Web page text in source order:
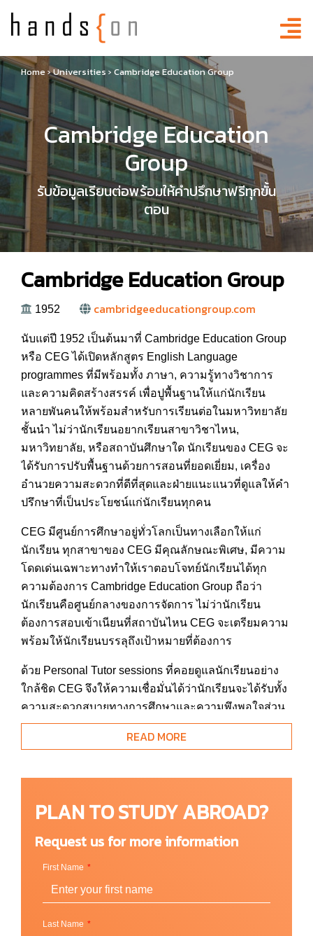
Home›Universities ›Cambridge Education Group
Cambridge Education
Group
รับข้อมูลเรียนต่อพร้อมให้คำปรึกษาฟรีทุกขั้น
ตอน
Cambridge Education Group
1952 cambridgeeducationgroup.com
นับแต่ปี 1952 เป็นต้นมาที่ Cambridge Education Group
หรือ CEG ได้เปิดหลักสูตร English Language
programmes ที่มีพร้อมทั้ง ภาษา, ความรู้ทางวิชาการ
และความคิดสร้างสรรค์ เพื่อปูพื้นฐานให้แก่นักเรียน
หลายพันคนให้พร้อมสำหรับการเรียนต่อในมหาวิทยาลัย
ชั้นนำ ไม่ว่านักเรียนอยากเรียนสาขาวิชาไหน,
มหาวิทยาลัย, หรือสถาบันศึกษาใด นักเรียนของ CEG จะ
ได้รับการปรับพื้นฐานด้วยการสอนที่ยอดเยี่ยม, เครื่อง
อำนวยความสะดวกที่ดีที่สุดและฝ่ายแนะแนวที่ดูแลให้คำ
ปรึกษาที่เป็นประโยชน์แก่นักเรียนทุกคน
CEG มีศูนย์การศึกษาอยู่ทั่วโลกเป็นทางเลือกให้แก่
นักเรียน ทุกสาขาของ CEG มีคุณลักษณะพิเศษ, มีความ
โดดเด่นเฉพาะทางทำให้เราตอบโจทย์นักเรียนได้ทุก
ความต้องการ Cambridge Education Group ถือว่า
นักเรียนคือศูนย์กลางของการจัดการ ไม่ว่านักเรียน
ต้องการสอบเข้าเนียนที่สถาบันไหน CEG จะเตรียมความ
พร้อมให้นักเรียนบรรลุถึงเป้าหมายที่ต้องการ
ด้วย Personal Tutor sessions ที่คอยดูแลนักเรียนอย่าง
ใกล้ชิด CEG จึงให้ความเชื่อมั่นได้ว่านักเรียนจะได้รับทั้ง
ความสะดวกสบายทางการศึกษาและความพึงพอใจส่วน
ตัว CEG จะฝึกฝนให้นักเรียนทุกคนถึงพร้อมทั้งความเพียร
และความเฉลียวฉลาดด้วยฝ่ายแนะแนวการศึกษาที่ใส่ใจ
คุณภาพทางการเรียนการสอนในทุกระดับขั้นเพื่อความ
CEG ก้าวขึ้นมาเป็นสถาบันบริการการศึกษาเอกชนที่
เติบโตเร็วที่สุดในโลก
CEG divisions:
ONCAMPUS Centres เปิดสอน Pathway หลาก
อาณจักร, สหรัฐอเมริกา และยุโรป และมีหลาย
READ MORE
PLAN TO STUDY ABROAD?
Request us for more information
First Name
Last Name